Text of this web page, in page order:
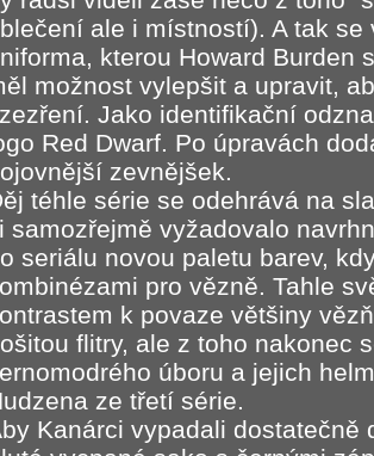
ale i místností). A tak
kterou Howard Burden
možnost vylepšit a upravit,
Jako identifikační
Red Dwarf. Po úpravách
zevnějšek.
téhle série se odehrává na
samozřejmě vyžadovalo
seriálu novou paletu barev,
pro vězně. Tahle
k povaze většiny
flitry, ale z toho nakonec
úboru a jejich
ze třetí série.
Kanárci vypadali